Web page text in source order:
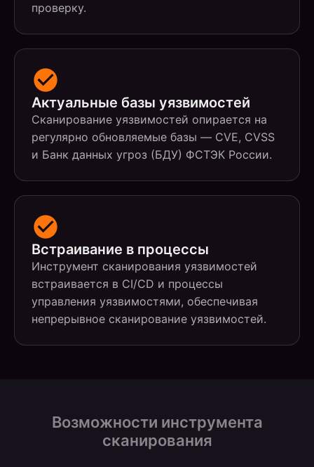
проверку.
Актуальные базы уязвимостей
Сканирование уязвимостей опирается на
регулярно обновляемые базы — CVE, CVSS
и Банк данных угроз (БДУ) ФСТЭК России.
Встраивание в процессы
Инструмент сканирования уязвимостей
встраивается в CI/CD и процессы
управления уязвимостями, обеспечивая
непрерывное сканирование уязвимостей.
Возможности инструмента
сканирования